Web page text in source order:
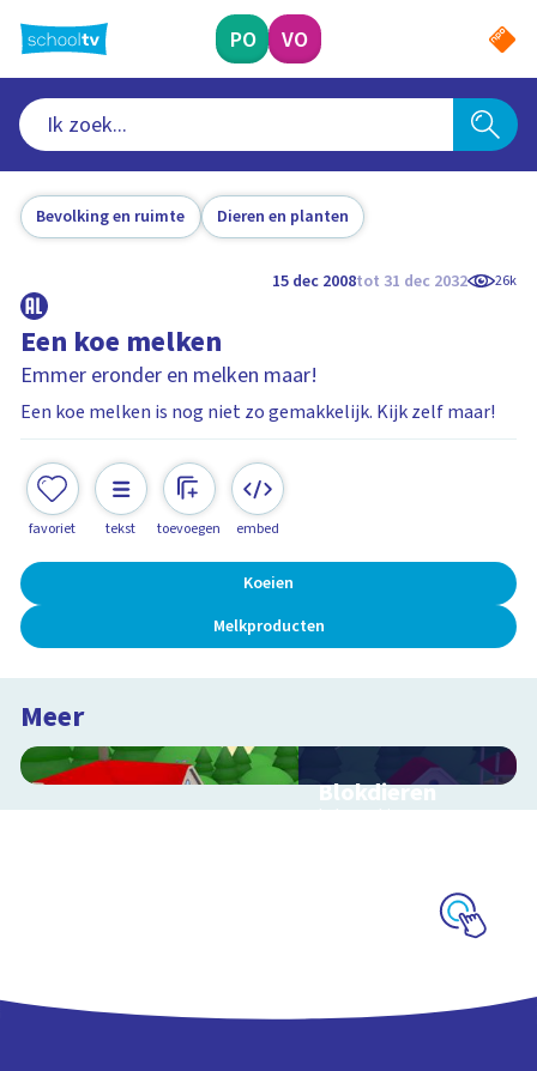
naar
hoofdinhoud
PO VO
Bevolking en ruimte Dieren en planten
15 dec 2008tot 31 dec 2032 26k
Een koe melken
Emmer eronder en melken maar!
Een koe melken is nog niet zo gemakkelijk. Kijk zelf maar!
favoriet tekst toevoegen embed
Koeien
Melkproducten
Meer
Blokdieren
Interactieve